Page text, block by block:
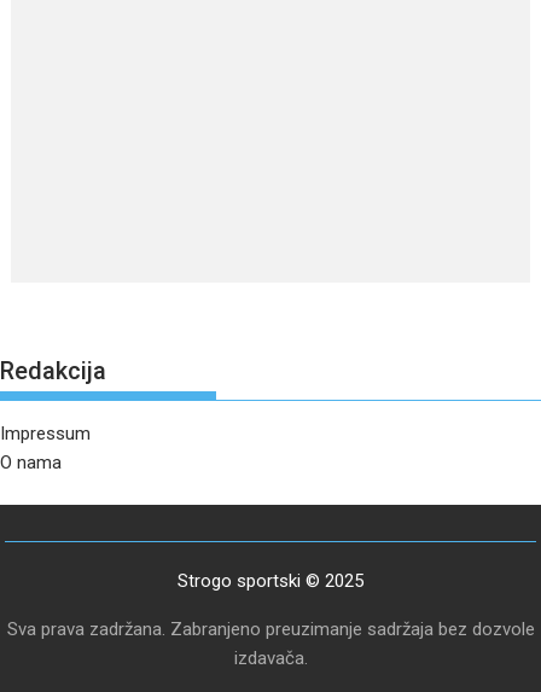
Redakcija
Impressum
O nama
Strogo sportski © 2025
Sva prava zadržana. Zabranjeno preuzimanje sadržaja bez dozvole
izdavača.